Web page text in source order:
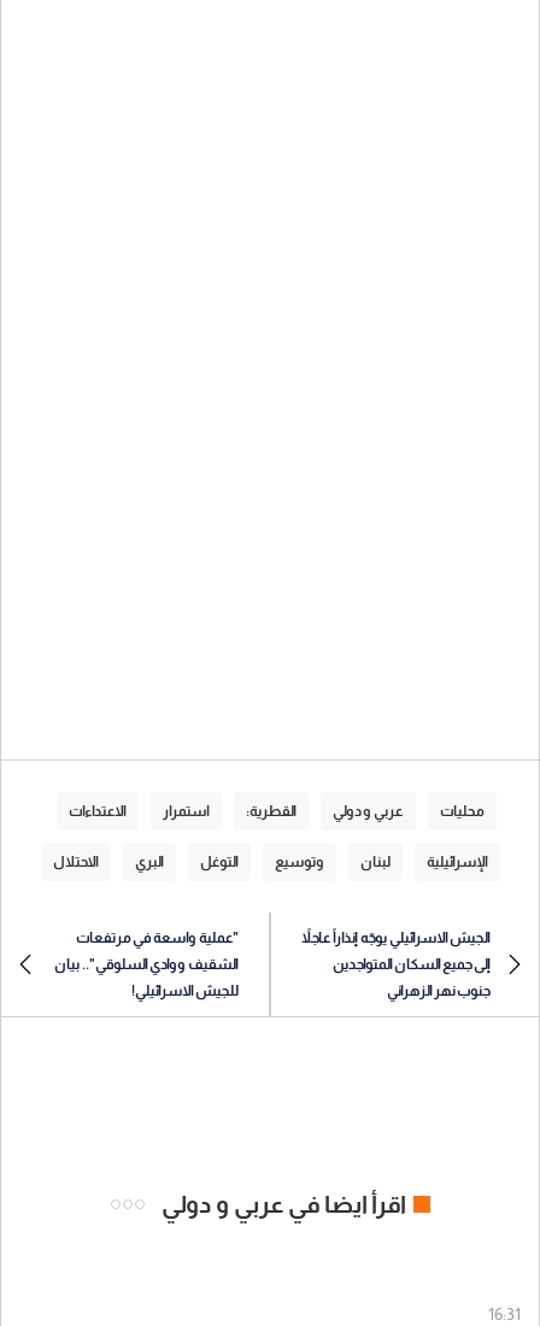
محليات عربي و دولي القطرية: استمرار الاعتداءات
الإسرائيلية لبنان وتوسيع التوغل البري الاحتلال
الجيش الاسرائيلي يوجّه إنذاراً عاجلاً
إلى جميع السكان المتواجدين
جنوب نهر الزهراني
"عملية واسعة في مرتفعات
الشقيف ووادي السلوقي".. بيان
للجيش الاسرائيلي!
اقرأ ايضا في عربي و دولي
16:31